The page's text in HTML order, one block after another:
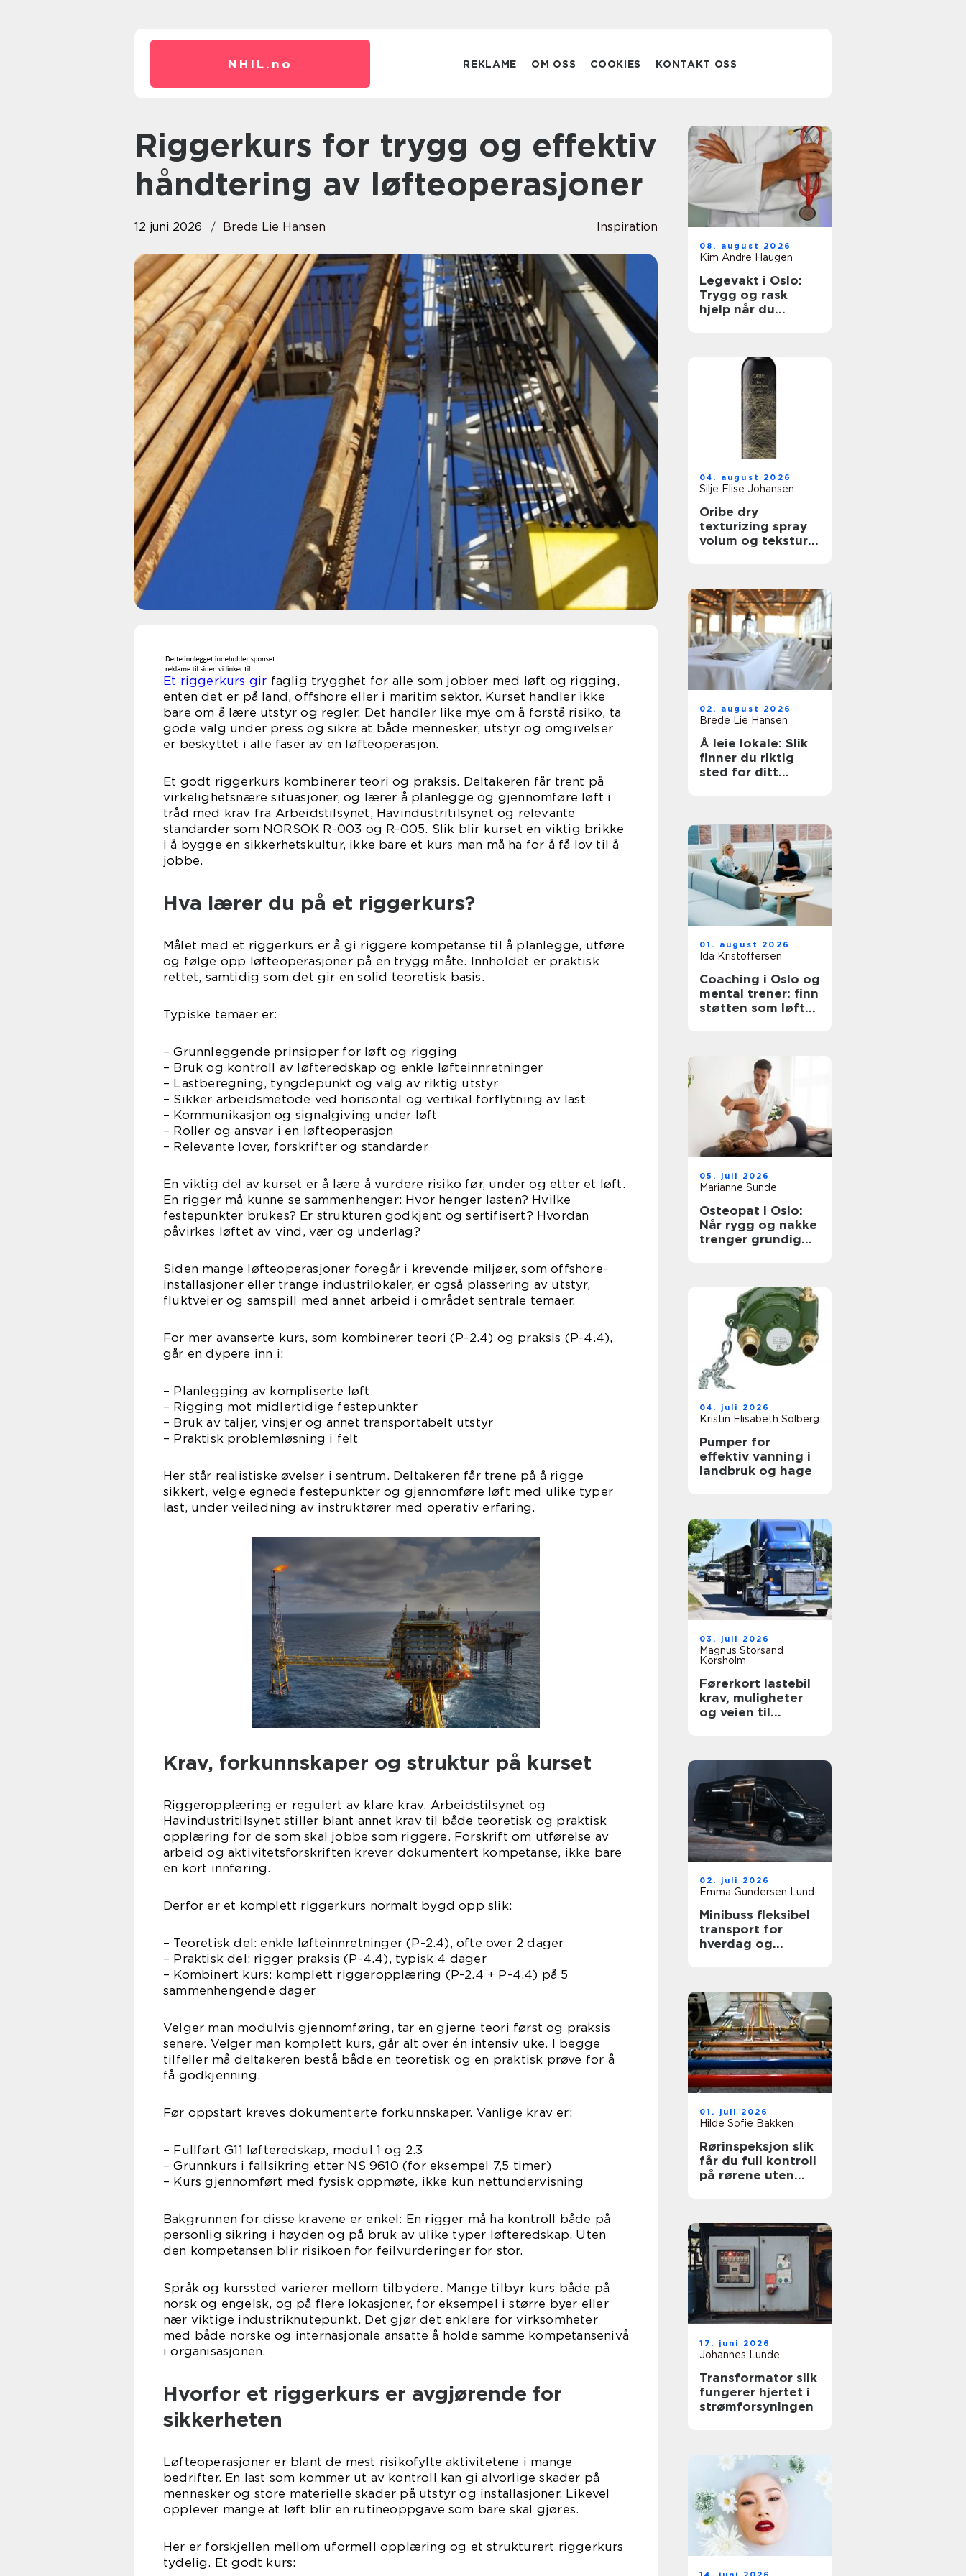
NHIL. no REKLAME OM OSS COOKIES KONTAKT OSS
Riggerkurs for trygg og effektiv
håndtering av løfteoperasjoner
12 juni 2026 Brede Lie Hansen Inspiration
Et riggerkurs gir faglig trygghet for alle som jobber med løft og rigging,
enten det er på land, offshore eller i maritim sektor. Kurset handler ikke
bare om å lære utstyr og regler. Det handler like mye om å forstå risiko, ta
gode valg under press og sikre at både mennesker, utstyr og omgivelser
er beskyttet i alle faser av en løfteoperasjon.
Et godt riggerkurs kombinerer teori og praksis. Deltakeren får trent på
virkelighetsnære situasjoner, og lærer å planlegge og gjennomføre løft i
tråd med krav fra Arbeidstilsynet, Havindustritilsynet og relevante
standarder som NORSOK R-003 og R-005. Slik blir kurset en viktig brikke
i å bygge en sikkerhetskultur, ikke bare et kurs man må ha for å få lov til å
jobbe.
Hva lærer du på et riggerkurs?
Målet med et riggerkurs er å gi riggere kompetanse til å planlegge, utføre
og følge opp løfteoperasjoner på en trygg måte. Innholdet er praktisk
rettet, samtidig som det gir en solid teoretisk basis.
Typiske temaer er:
– Grunnleggende prinsipper for løft og rigging
– Bruk og kontroll av løfteredskap og enkle løfteinnretninger
– Lastberegning, tyngdepunkt og valg av riktig utstyr
– Sikker arbeidsmetode ved horisontal og vertikal forflytning av last
– Kommunikasjon og signalgiving under løft
– Roller og ansvar i en løfteoperasjon
– Relevante lover, forskrifter og standarder
En viktig del av kurset er å lære å vurdere risiko før, under og etter et løft.
En rigger må kunne se sammenhenger: Hvor henger lasten? Hvilke
festepunkter brukes? Er strukturen godkjent og sertifisert? Hvordan
påvirkes løftet av vind, vær og underlag?
Siden mange løfteoperasjoner foregår i krevende miljøer, som offshore-
installasjoner eller trange industrilokaler, er også plassering av utstyr,
fluktveier og samspill med annet arbeid i området sentrale temaer.
For mer avanserte kurs, som kombinerer teori (P-2.4) og praksis (P-4.4),
går en dypere inn i:
– Planlegging av kompliserte løft
– Rigging mot midlertidige festepunkter
– Bruk av taljer, vinsjer og annet transportabelt utstyr
– Praktisk problemløsning i felt
Her står realistiske øvelser i sentrum. Deltakeren får trene på å rigge
sikkert, velge egnede festepunkter og gjennomføre løft med ulike typer
last, under veiledning av instruktører med operativ erfaring.
Krav, forkunnskaper og struktur på kurset
Riggeropplæring er regulert av klare krav. Arbeidstilsynet og
Havindustritilsynet stiller blant annet krav til både teoretisk og praktisk
opplæring for de som skal jobbe som riggere. Forskrift om utførelse av
arbeid og aktivitetsforskriften krever dokumentert kompetanse, ikke bare
en kort innføring.
Derfor er et komplett riggerkurs normalt bygd opp slik:
– Teoretisk del: enkle løfteinnretninger (P-2.4), ofte over 2 dager
– Praktisk del: rigger praksis (P-4.4), typisk 4 dager
– Kombinert kurs: komplett riggeropplæring (P-2.4 + P-4.4) på 5
sammenhengende dager
Velger man modulvis gjennomføring, tar en gjerne teori først og praksis
senere. Velger man komplett kurs, går alt over én intensiv uke. I begge
tilfeller må deltakeren bestå både en teoretisk og en praktisk prøve for å
få godkjenning.
Før oppstart kreves dokumenterte forkunnskaper. Vanlige krav er:
– Fullført G11 løfteredskap, modul 1 og 2.3
– Grunnkurs i fallsikring etter NS 9610 (for eksempel 7,5 timer)
– Kurs gjennomført med fysisk oppmøte, ikke kun nettundervisning
Bakgrunnen for disse kravene er enkel: En rigger må ha kontroll både på
personlig sikring i høyden og på bruk av ulike typer løfteredskap. Uten
den kompetansen blir risikoen for feilvurderinger for stor.
Språk og kurssted varierer mellom tilbydere. Mange tilbyr kurs både på
norsk og engelsk, og på flere lokasjoner, for eksempel i større byer eller
nær viktige industriknutepunkt. Det gjør det enklere for virksomheter
med både norske og internasjonale ansatte å holde samme kompetansenivå
i organisasjonen.
Hvorfor et riggerkurs er avgjørende for
sikkerheten
Løfteoperasjoner er blant de mest risikofylte aktivitetene i mange
bedrifter. En last som kommer ut av kontroll kan gi alvorlige skader på
mennesker og store materielle skader på utstyr og installasjoner. Likevel
opplever mange at løft blir en rutineoppgave som bare skal gjøres.
Her er forskjellen mellom uformell opplæring og et strukturert riggerkurs
tydelig. Et godt kurs:
08. august 2026
Kim Andre Haugen
Legevakt i Oslo:
Trygg og rask
hjelp når du
04. august 2026
Silje Elise Johansen
Oribe dry
texturizing spray
volum og tekstur
02. august 2026
Brede Lie Hansen
Å leie lokale: Slik
finner du riktig
sted for ditt
01. august 2026
Ida Kristoffersen
Coaching i Oslo og
mental trener: finn
støtten som løfter
05. juli 2026
Marianne Sunde
Osteopat i Oslo:
Når rygg og nakke
trenger grundig
04. juli 2026
Kristin Elisabeth Solberg
Pumper for
effektiv vanning i
landbruk og hage
03. juli 2026
Magnus Storsand
Korsholm
Førerkort lastebil
krav, muligheter
og veien til
02. juli 2026
Emma Gundersen Lund
Minibuss fleksibel
transport for
hverdag og
01. juli 2026
Hilde Sofie Bakken
Rørinspeksjon slik
får du full kontroll
på rørene uten
17. juni 2026
Johannes Lunde
Transformator slik
fungerer hjertet i
strømforsyningen